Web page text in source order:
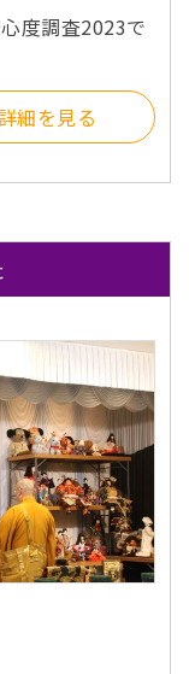
度調査2023で
詳細を見る